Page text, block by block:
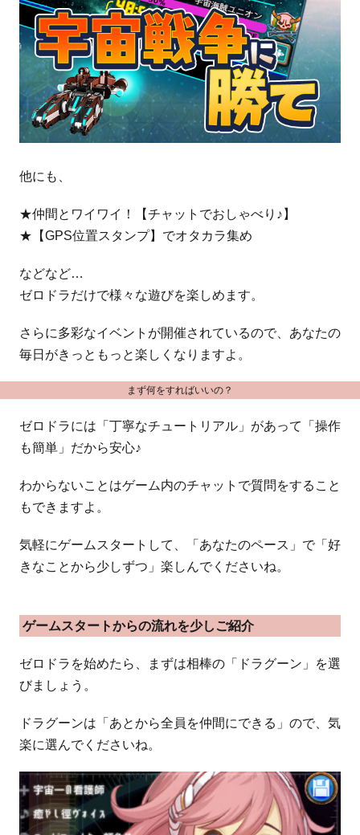
他にも、
★仲間とワイワイ！【チャットでおしゃべり♪】
★【GPS位置スタンプ】でオタカラ集め
などなど…
ゼロドラだけで様々な遊びを楽しめます。
さらに多彩なイベントが開催されているので、あなたの
毎日がきっともっと楽しくなりますよ。
まず何をすればいいの？
ゼロドラには「丁寧なチュートリアル」があって「操作
も簡単」だから安心♪
わからないことはゲーム内のチャットで質問をすること
もできますよ。
気軽にゲームスタートして、「あなたのペース」で「好
きなことから少しずつ」楽しんでくださいね。
ゲームスタートからの流れを少しご紹介
ゼロドラを始めたら、まずは相棒の「ドラグーン」を選
びましょう。
ドラグーンは「あとから全員を仲間にできる」ので、気
楽に選んでくださいね。